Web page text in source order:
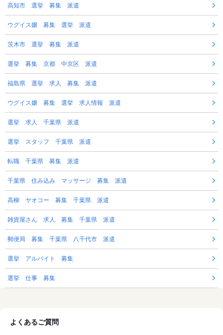
高知市 選挙 募集 派遣
ウグイス嬢 募集 選挙 派遣
茨木市 選挙 募集 派遣
選挙 募集 京都 中京区 派遣
福島県 選挙 求人 募集 派遣
ウグイス嬢 募集 選挙 求人情報 派遣
選挙 求人 千葉県 派遣
選挙 スタッフ 千葉県 派遣
転職 千葉県 募集 派遣
千葉県 住み込み マッサージ 募集 派遣
高柳 ヤオコー 募集 千葉県 派遣
雑貨屋さん 求人 募集 千葉県 派遣
郵便局 募集 千葉県 八千代市 派遣
選挙 アルバイト 募集
選挙 仕事 募集
よくあるご質問